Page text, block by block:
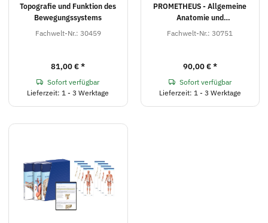
Topografie und Funktion des
Bewegungssystems
Fachwelt-Nr.: 30459
81,00 €*
Sofort verfügbar
Lieferzeit: 1 - 3 Werktage
PROMETHEUS - Allgemeine
Anatomie und
Bewegungssystem
Fachwelt-Nr.: 30751
90,00 €*
Sofort verfügbar
Lieferzeit: 1 - 3 Werktage